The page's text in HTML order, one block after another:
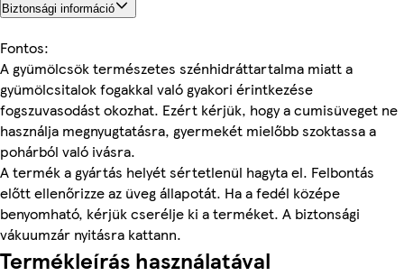
Biztonsági információ
Fontos:
A gyümölcsök természetes szénhidráttartalma miatt a
gyümölcsitalok fogakkal való gyakori érintkezése
fogszuvasodást okozhat. Ezért kérjük, hogy a cumisüveget ne
használja megnyugtatásra, gyermekét mielőbb szoktassa a
pohárból való ivásra.
A termék a gyártás helyét sértetlenül hagyta el. Felbontás
előtt ellenőrizze az üveg állapotát. Ha a fedél középe
benyomható, kérjük cserélje ki a terméket. A biztonsági
vákuumzár nyitásra kattann.
Termékleírás használatával